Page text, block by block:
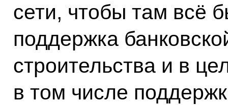
сети, чтобы там всё
поддержка
строительства и в
в том числе